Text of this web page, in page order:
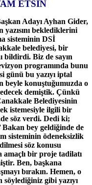
ETSİN
Adayı Ayhan Gider,
beklediklerini
sisteminin DSİ
belediyesi, bir
bildirdi. Biz de sayın
programında bunu
günü bu yazıyı iptal
beyle konuştuğumuzda o
demiştik. Çünkü
Belediyesinin
istemesiyle ilgili bir
söz verdi. Dedi ki;
Bakan bey geldiğinde de
sisteminin ödeneksizlik
söz konusu
amaçlı bir proje tadilatı
Ben, başkana
bırakın. Hemen, o
söylediğiniz gibi yazıyı